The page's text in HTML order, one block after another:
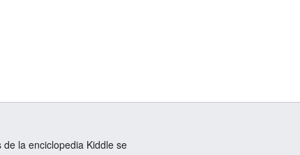
la enciclopedia Kiddle se